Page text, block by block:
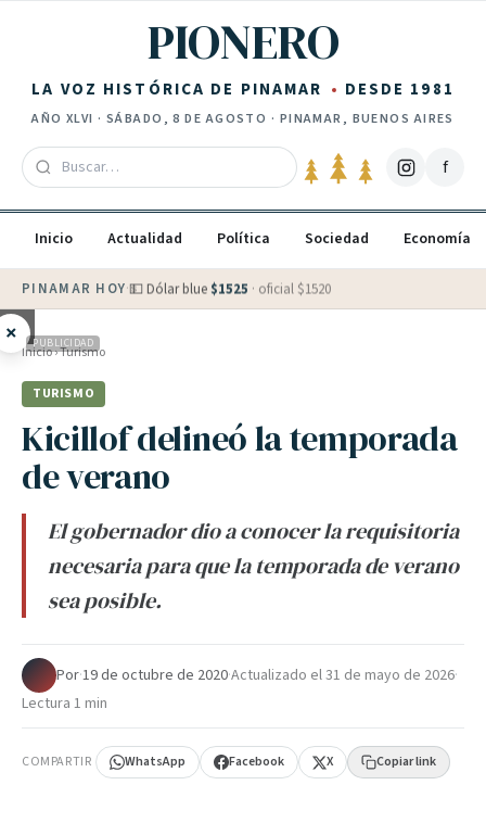
PIONERO
LA VOZ HISTÓRICA DE PINAMAR DESDE 1981
AÑO XLVI · SÁBADO, 8 DE AGOSTO · PINAMAR, BUENOS AIRES
f
Inicio Actualidad Política Sociedad Economía
PINAMAR HOY·💵 Dólar blue $1525 · oficial $1520
× PUBLICIDAD
Inicio›Turismo
TURISMO
Kicillof delineó la temporada
de verano
El gobernador dio a conocer la requisitoria
necesaria para que la temporada de verano
sea posible.
Por·19 de octubre de 2020·Actualizado el31 de mayo de 2026·
Lectura 1 min
COMPARTIR WhatsApp Facebook X Copiar link